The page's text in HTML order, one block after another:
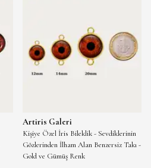
Artiris Galeri
Kişiye Özel İris Bileklik - Sevdiklerinin
Gözlerinden İlham Alan Benzersiz Takı -
Gold ve Gümüş Renk